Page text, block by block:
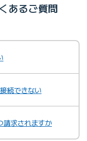
あるご質問
続できない
求されますか